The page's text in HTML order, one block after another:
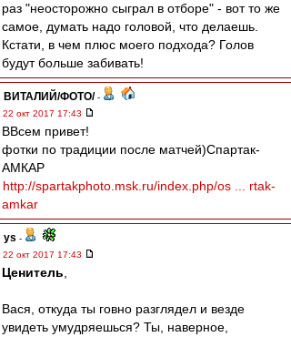
раз "неосторожно сыграл в отборе" - вот то же
самое, думать надо головой, что делаешь.
Кстати, в чем плюс моего подхода? Голов
будут больше забивать!
ВИТАЛИЙ/ФОТО/ -
22 окт 2017 17:43
ВВсем привет!
фотки по традиции после матчей)Спартак-
АМКАР
http://spartakphoto.msk.ru/index.php/os ... rtak-
amkar
ys -
22 окт 2017 17:43
Ценитель
Вася, откуда ты говно разглядел и везде
увидеть умудряешься? Ты, наверное,